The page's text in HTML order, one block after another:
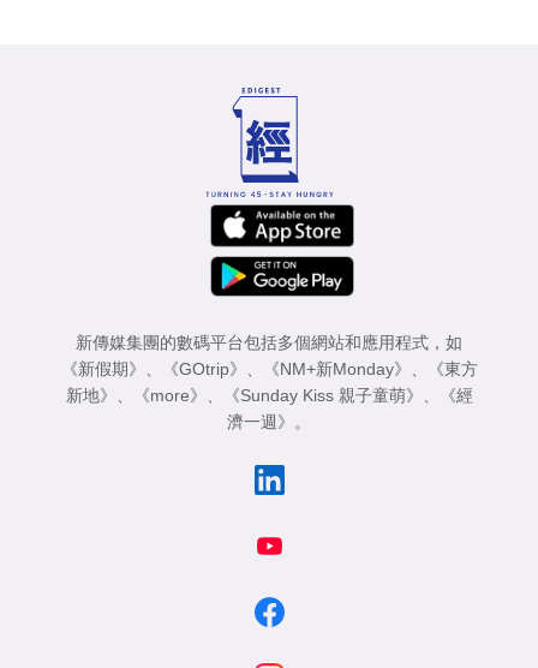
新傳媒集團的數碼平台包括多個網站和應用程式，如
《新假期》
《GOtrip》 《NM+新Monday》
《東方
新地》
《more》 《Sunday Kiss 親子童萌》
《經
濟一週》
。